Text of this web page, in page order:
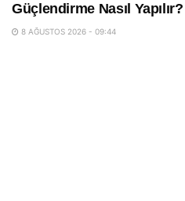
Güçlendirme Nasıl Yapılır?
8 AĞUSTOS 2026 - 09:44